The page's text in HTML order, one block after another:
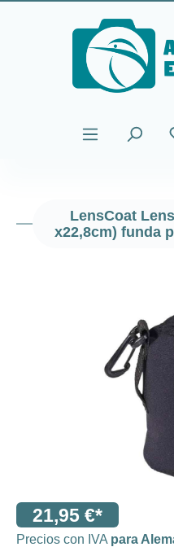
Saltar al contenido principal
LensCoat
x22,8cm) funda
21,95 €*
Precios con IVA para